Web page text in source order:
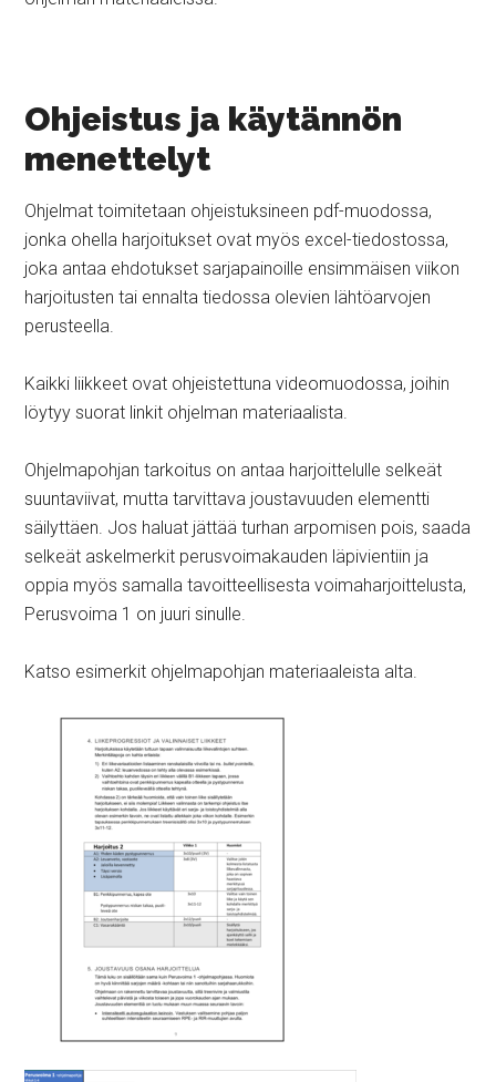
Ohjeistus ja käytännön
menettelyt
Ohjelmat toimitetaan ohjeistuksineen pdf-muodossa,
jonka ohella harjoitukset ovat myös excel-tiedostossa,
joka antaa ehdotukset sarjapainoille ensimmäisen viikon
harjoitusten tai ennalta tiedossa olevien lähtöarvojen
perusteella.
Kaikki liikkeet ovat ohjeistettuna videomuodossa, joihin
löytyy suorat linkit ohjelman materiaalista.
Ohjelmapohjan tarkoitus on antaa harjoittelulle selkeät
suuntaviivat, mutta tarvittava joustavuuden elementti
säilyttäen. Jos haluat jättää turhan arpomisen pois, saada
selkeät askelmerkit perusvoimakauden läpivientiin ja
oppia myös samalla tavoitteellisesta voimaharjoittelusta,
Perusvoima 1 on juuri sinulle.
Katso esimerkit ohjelmapohjan materiaaleista alta.